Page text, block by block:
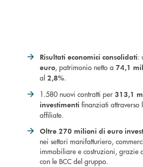
Risultati economici consolidati:
euro, patrimonio netto a 74,1
al 2,8%.
1.580 nuovi contratti per 313,1
investimenti finanziati attraverso
affiliate.
Oltre 270 milioni di euro
nei settori manifatturiero,
immobiliare e costruzioni, grazie
con le BCC del gruppo.